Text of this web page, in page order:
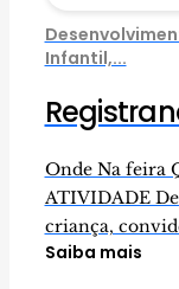
Infantil,...
Onde Na feira
ATIVIDADE
criança,
Saiba mais